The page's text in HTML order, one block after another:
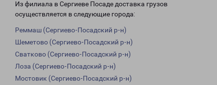
Из филиала в Сергиеве Посаде доставка грузов
осуществляется в следующие города:
Реммаш (Сергиево-Посадский р-н)
Шеметово (Сергиево-Посадский р-н)
Сватково (Сергиево-Посадский р-н)
Лоза (Сергиево-Посадский р-н)
Мостовик (Сергиево-Посадский р-н)